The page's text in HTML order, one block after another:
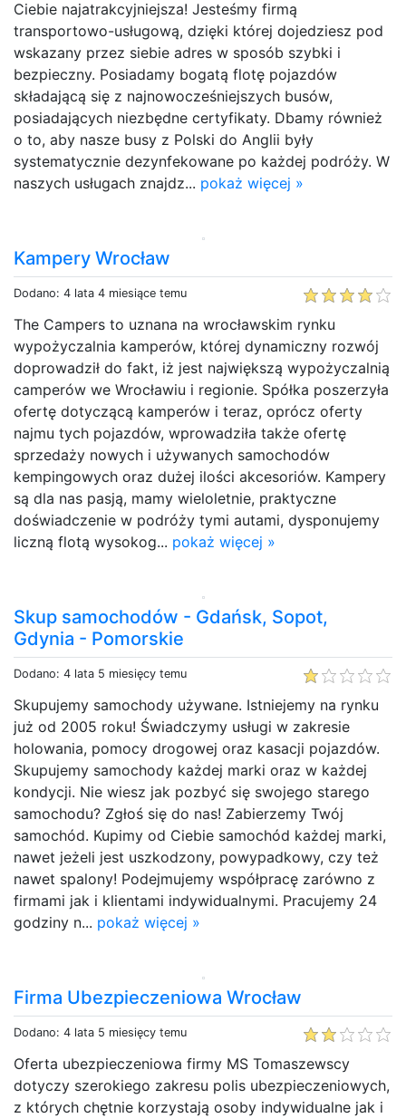
Ciebie najatrakcyjniejsza! Jesteśmy firmą
transportowo-usługową, dzięki której dojedziesz pod
wskazany przez siebie adres w sposób szybki i
bezpieczny. Posiadamy bogatą flotę pojazdów
składającą się z najnowocześniejszych busów,
posiadających niezbędne certyfikaty. Dbamy również
o to, aby nasze busy z Polski do Anglii były
systematycznie dezynfekowane po każdej podróży. W
naszych usługach znajdz... pokaż więcej »
Kampery Wrocław
Dodano: 4 lata 4 miesiące temu
The Campers to uznana na wrocławskim rynku
wypożyczalnia kamperów, której dynamiczny rozwój
doprowadził do fakt, iż jest największą wypożyczalnią
camperów we Wrocławiu i regionie. Spółka poszerzyła
ofertę dotyczącą kamperów i teraz, oprócz oferty
najmu tych pojazdów, wprowadziła także ofertę
sprzedaży nowych i używanych samochodów
kempingowych oraz dużej ilości akcesoriów. Kampery
są dla nas pasją, mamy wieloletnie, praktyczne
doświadczenie w podróży tymi autami, dysponujemy
liczną flotą wysokog... pokaż więcej »
Skup samochodów - Gdańsk, Sopot,
Gdynia - Pomorskie
Dodano: 4 lata 5 miesięcy temu
Skupujemy samochody używane. Istniejemy na rynku
już od 2005 roku! Świadczymy usługi w zakresie
holowania, pomocy drogowej oraz kasacji pojazdów.
Skupujemy samochody każdej marki oraz w każdej
kondycji. Nie wiesz jak pozbyć się swojego starego
samochodu? Zgłoś się do nas! Zabierzemy Twój
samochód. Kupimy od Ciebie samochód każdej marki,
nawet jeżeli jest uszkodzony, powypadkowy, czy też
nawet spalony! Podejmujemy współpracę zarówno z
firmami jak i klientami indywidualnymi. Pracujemy 24
godziny n... pokaż więcej »
Firma Ubezpieczeniowa Wrocław
Dodano: 4 lata 5 miesięcy temu
Oferta ubezpieczeniowa firmy MS Tomaszewscy
dotyczy szerokiego zakresu polis ubezpieczeniowych,
z których chętnie korzystają osoby indywidualne jak i